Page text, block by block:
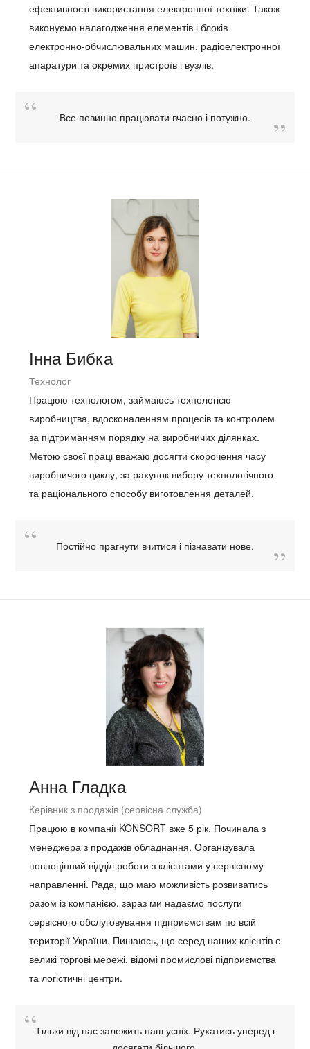
ефективності використання електронної техніки. Також
виконуємо налагодження елементів і блоків
електронно-обчислювальних машин, радіоелектронної
апаратури та окремих пристроїв і вузлів.
Все повинно працювати вчасно і потужно.
Інна Бибка
Технолог
Працюю технологом, займаюсь технологією
виробництва, вдосконаленням процесів та контролем
за підтриманням порядку на виробничих ділянках.
Метою своєї праці вважаю досягти скорочення часу
виробничого циклу, за рахунок вибору технологічного
та раціонального способу виготовлення деталей.
Постійно прагнути вчитися і пізнавати нове.
Анна Гладка
Керівник з продажів (сервісна служба)
Працюю в компанії KONSORT вже 5 рік. Починала з
менеджера з продажів обладнання. Організувала
повноцінний відділ роботи з клієнтами у сервісному
направленні. Рада, що маю можливість розвиватись
разом із компанією, зараз ми надаємо послуги
сервісного обслуговування підприємствам по всій
території України. Пишаюсь, що серед наших клієнтів є
великі торгові мережі, відомі промислові підприємства
та логістичні центри.
Тільки від нас залежить наш успіх. Рухатись уперед і